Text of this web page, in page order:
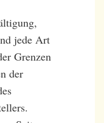
jede Art
Grenzen
der